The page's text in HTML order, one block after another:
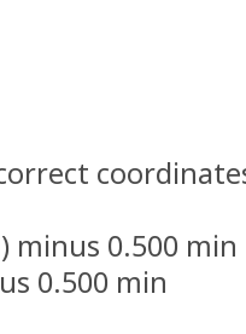
0.500 min
0.500 min